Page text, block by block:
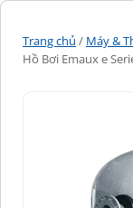
Trang chủ / Máy &
Hồ Bơi Emaux e